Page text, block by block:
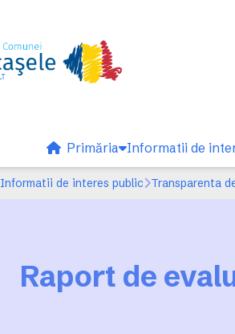
Primăria Informatii de
Informatii de interes public Transparenta
Raport de